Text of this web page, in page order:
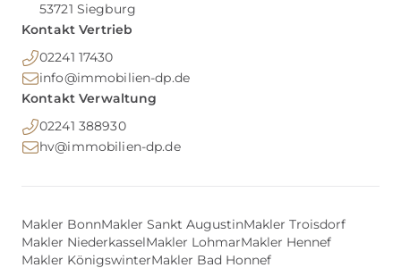
53721 Siegburg
Kontakt Vertrieb
02241 17430
info@immobilien-dp.de
Kontakt Verwaltung
02241 388930
hv@immobilien-dp.de
Makler BonnMakler Sankt AugustinMakler Troisdorf
Makler NiederkasselMakler LohmarMakler Hennef
Makler KönigswinterMakler Bad Honnef